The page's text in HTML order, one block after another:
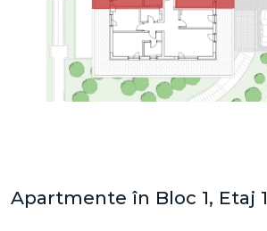
Apartmente în Bloc 1, Etaj 1